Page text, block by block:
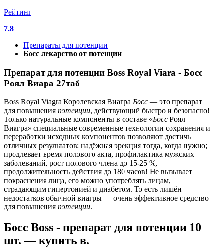
Рейтинг
7.8
Препараты для потенции
Босс лекарство от потенции
Препарат для потенции Boss Royal Viara - Босс
Роял Виара 27таб
Boss Royal Viagra Королевская Виагра Босс — это препарат
для повышения потенции, действующий быстро и безопасно!
Только натуральные компоненты в составе «Босс Роял
Виагра» специальные современные технологии сохранения и
переработки исходных компонентов позволяют достичь
отличных результатов: надёжная эрекция тогда, когда нужно;
продлевает время полового акта, профилактика мужских
заболеваний, рост полового члена до 15-25 %,
продолжительность действия до 180 часов! Не вызывает
покраснения лица, его можно употреблять лицам,
страдающим гипертонией и диабетом. То есть лишён
недостатков обычной виагры — очень эффективное средство
для повышения потенции.
Босс Boss - препарат для потенции 10
шт. — купить в.